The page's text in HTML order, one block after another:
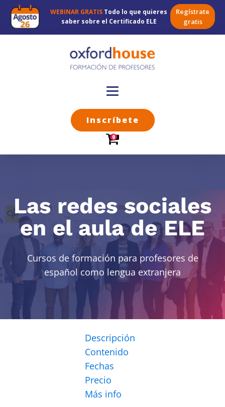
WEBINAR GRATIS Todo lo que quieres
saber sobre el Certificado ELE
Regístrate
gratis
Inscríbete
0
Las redes sociales
en el aula de ELE
Cursos de formación para profesores de
español como lengua extranjera
Descripción
Contenido
Fechas
Precio
Más info